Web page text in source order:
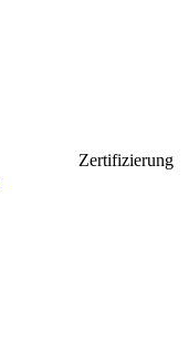
Zertifizierung